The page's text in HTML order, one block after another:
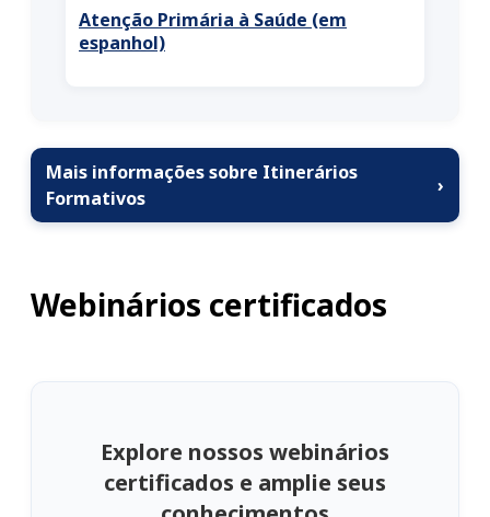
Atenção Primária à Saúde (em
espanhol)
Mais informações sobre Itinerários
Formativos
›
Webinários certificados
Explore nossos webinários
certificados e amplie seus